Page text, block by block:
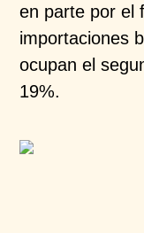
en parte por el
importaciones
ocupan el
19%.​